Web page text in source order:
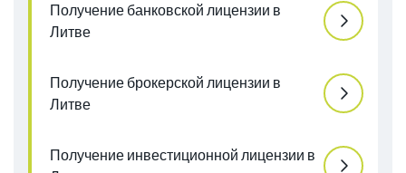
Получение банковской лицензии в
Литве
Получение брокерской лицензии в
Литве
Получение инвестиционной лицензии в